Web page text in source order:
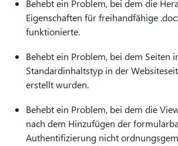
Behebt ein Problem, bei dem die
Eigenschaften für freihandfähige
funktionierte.
Behebt ein Problem, bei dem Seiten
Standardinhaltstyp in der
erstellt wurden.
Behebt ein Problem, bei dem die
nach dem Hinzufügen der
Authentifizierung nicht